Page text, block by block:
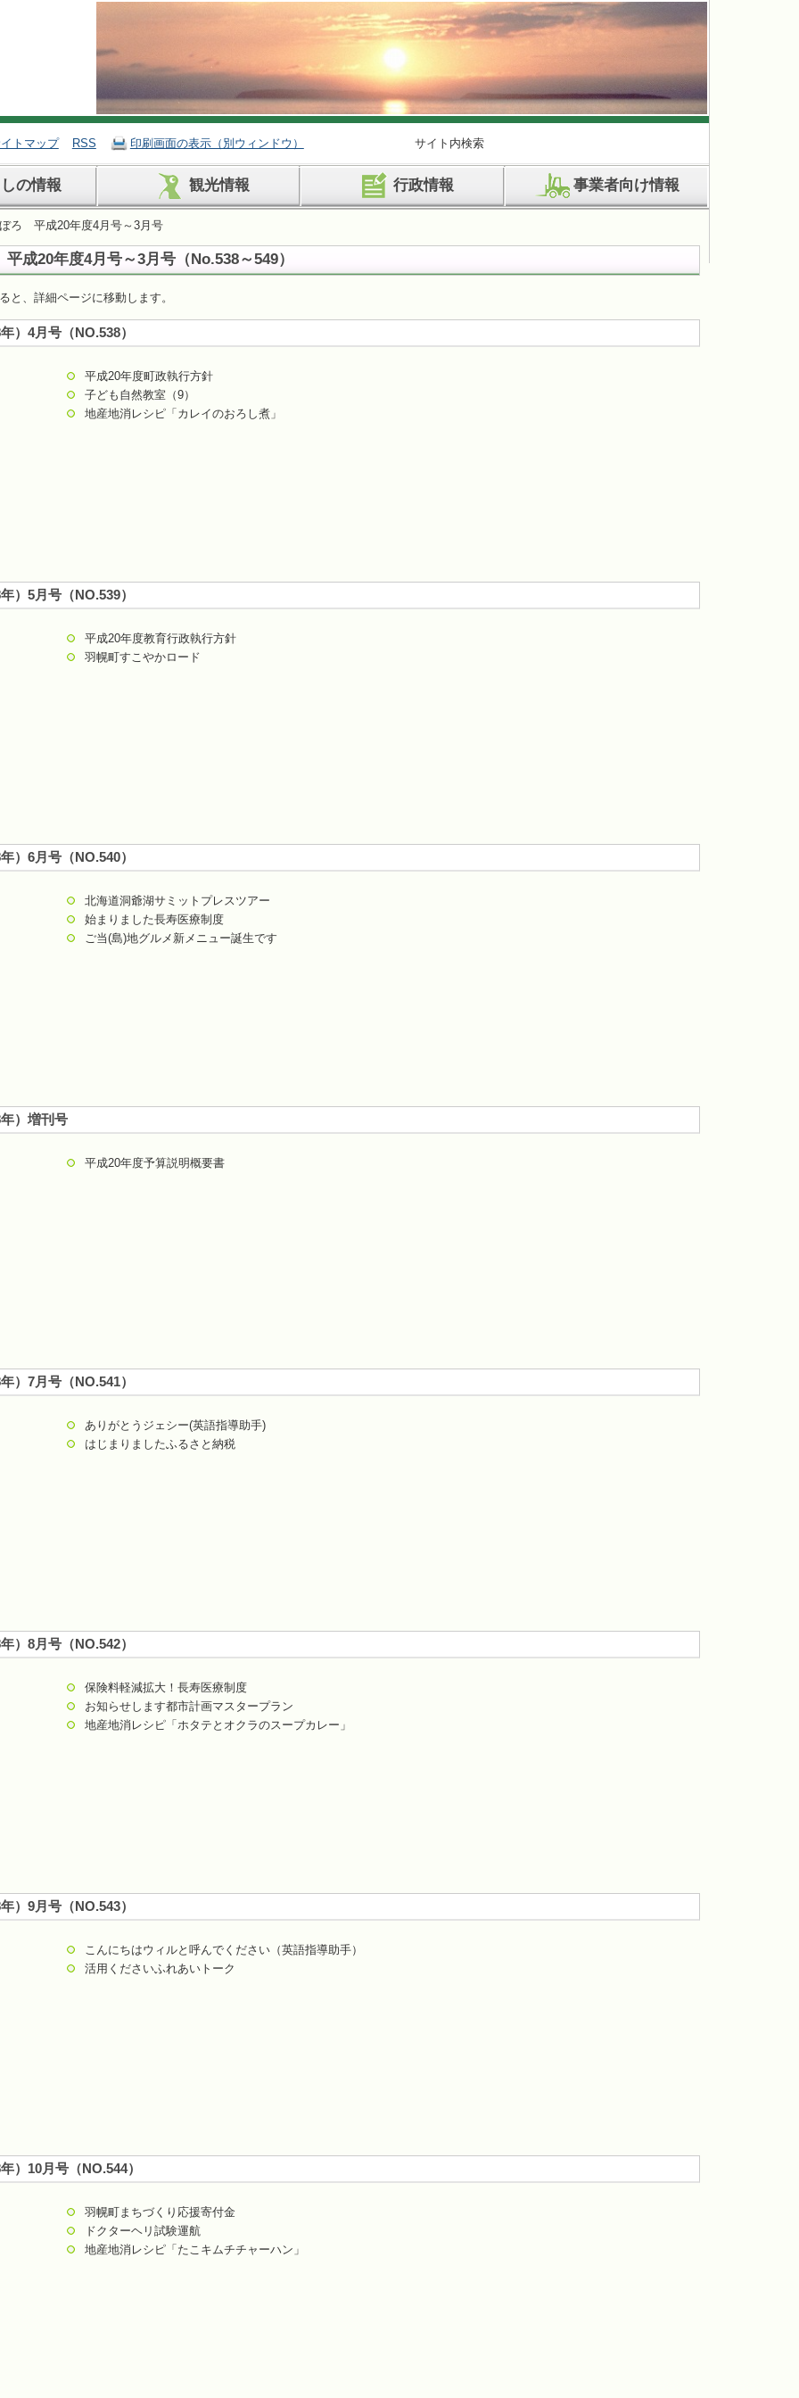
トマップ RSS 印刷画面の表示（別ウィンドウ） サイト内検索
の情報 観光情報 行政情報 事業者向け情報
ろ 平成20年度4月号～3月号
成20年度4月号～3月号（No.538～549）
と、詳細ページに移動します。
）4月号（NO.538）
平成20年度町政執行方針
子ども自然教室（9）
地産地消レシピ「カレイのおろし煮」
）5月号（NO.539）
平成20年度教育行政執行方針
羽幌町すこやかロード
）6月号（NO.540）
北海道洞爺湖サミットプレスツアー
始まりました長寿医療制度
ご当(島)地グルメ新メニュー誕生です
）増刊号
平成20年度予算説明概要書
）7月号（NO.541）
ありがとうジェシー(英語指導助手)
はじまりましたふるさと納税
）8月号（NO.542）
保険料軽減拡大！長寿医療制度
お知らせします都市計画マスタープラン
地産地消レシピ「ホタテとオクラのスープカレー」
）9月号（NO.543）
こんにちはウィルと呼んでください（英語指導助手）
活用くださいふれあいトーク
）10月号（NO.544）
羽幌町まちづくり応援寄付金
ドクターヘリ試験運航
地産地消レシピ「たこキムチチャーハン」